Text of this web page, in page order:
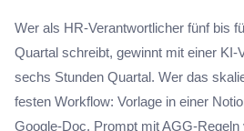
Wer als HR-Verantwortlicher fünf bis
Quartal schreibt, gewinnt mit einer KI-
sechs Stunden Quartal. Wer das
festen Workflow: Vorlage in einer
Google-Doc, Prompt mit AGG-